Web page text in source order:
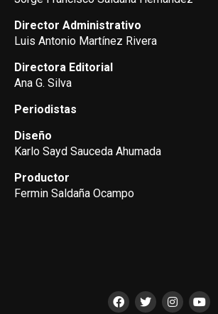
Director Administrativo
Luis Antonio Martínez Rivera
Directora Editorial
Ana G. Silva
Periodistas
Diseño
Karlo Sayd Sauceda Ahumada
Productor
Fermin Saldaña Ocampo